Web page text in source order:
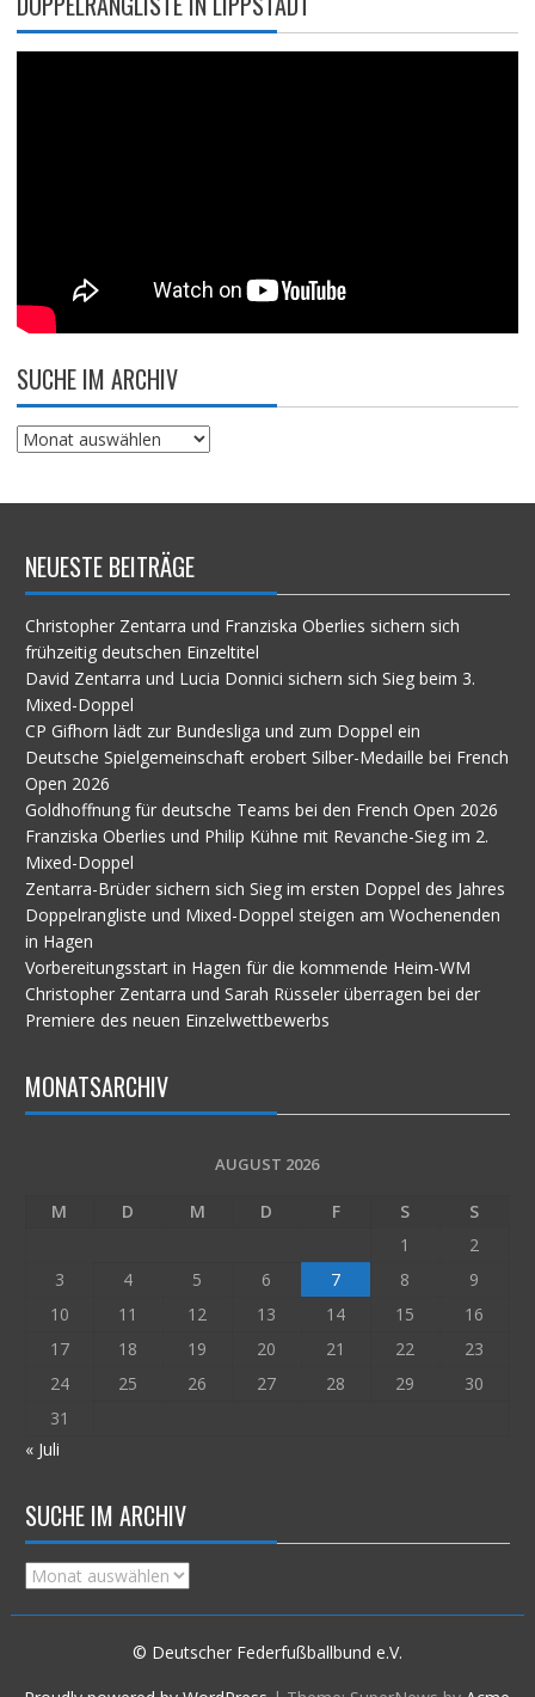
SUCHE IM ARCHIV
Suche
NEUESTE BEITRÄGE
Christopher Zentarra und Franziska Oberlies sichern sich
frühzeitig deutschen Einzeltitel
David Zentarra und Lucia Donnici sichern sich Sieg beim 3.
Mixed-Doppel
CP Gifhorn lädt zur Bundesliga und zum Doppel ein
Deutsche Spielgemeinschaft erobert Silber-Medaille bei French
Open 2026
Goldhoffnung für deutsche Teams bei den French Open 2026
Franziska Oberlies und Philip Kühne mit Revanche-Sieg im 2.
Mixed-Doppel
Zentarra-Brüder sichern sich Sieg im ersten Doppel des Jahres
Doppelrangliste und Mixed-Doppel steigen am Wochenenden
in Hagen
Vorbereitungsstart in Hagen für die kommende Heim-WM
Christopher Zentarra und Sarah Rüsseler überragen bei der
Premiere des neuen Einzelwettbewerbs
MONATSARCHIV
AUGUST 2026
M D M D F S
S
1
2
3
4 5 6 7 8
9
10
11 12 13 14 15
16
17
18 19 20 21 22
23
24
25 26 27 28 29
30
31
« Juli
SUCHE IM ARCHIV
Suche
© Deutscher Federfußballbund e.V.